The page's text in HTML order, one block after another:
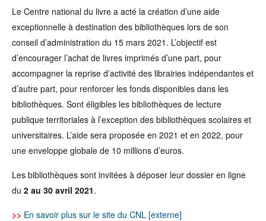
Le Centre national du livre a acté la création d’une aide
exceptionnelle à destination des bibliothèques lors de son
conseil d’administration du 15 mars 2021. L’objectif est
d’encourager l’achat de livres imprimés d’une part, pour
accompagner la reprise d’activité des librairies indépendantes et
d’autre part, pour renforcer les fonds disponibles dans les
bibliothèques. Sont éligibles les bibliothèques de lecture
publique territoriales à l’exception des bibliothèques scolaires et
universitaires. L’aide sera proposée en 2021 et en 2022, pour
une enveloppe globale de 10 millions d’euros.
Les bibliothèques sont invitées à déposer leur dossier en ligne
du 2 au 30 avril 2021.
>> En savoir plus sur le site du CNL [externe]